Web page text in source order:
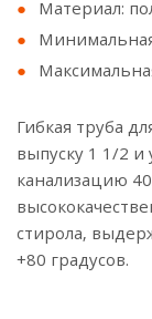
Материал:
Гибкая труба
выпуску 1 1/2
канализацию
стирола,
+80 градусов.